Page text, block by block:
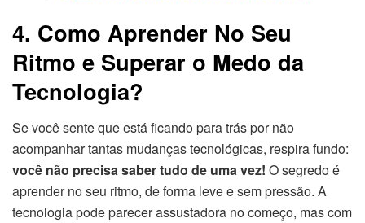
4. Como Aprender No Seu
Ritmo e Superar o Medo da
Tecnologia?
Se você sente que está ficando para trás por não
acompanhar tantas mudanças tecnológicas, respira fundo:
você não precisa saber tudo de uma vez! O segredo é
aprender no seu ritmo, de forma leve e sem pressão. A
tecnologia pode parecer assustadora no começo, mas com